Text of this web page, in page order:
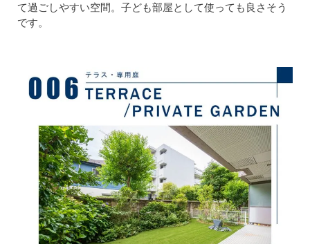
て過ごしやすい空間。子ども部屋として使っても良さそう
です。